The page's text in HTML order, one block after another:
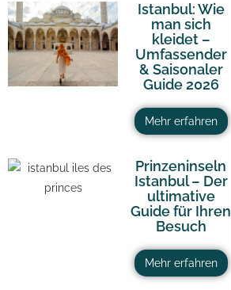
Istanbul: Wie
man sich
kleidet –
Umfassender
& Saisonaler
Guide 2026
Mehr erfahren
Prinzeninseln
Istanbul – Der
ultimative
Guide für Ihren
Besuch
Mehr erfahren